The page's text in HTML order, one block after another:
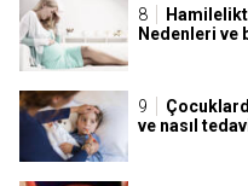
Nedenleri
ve nasıl